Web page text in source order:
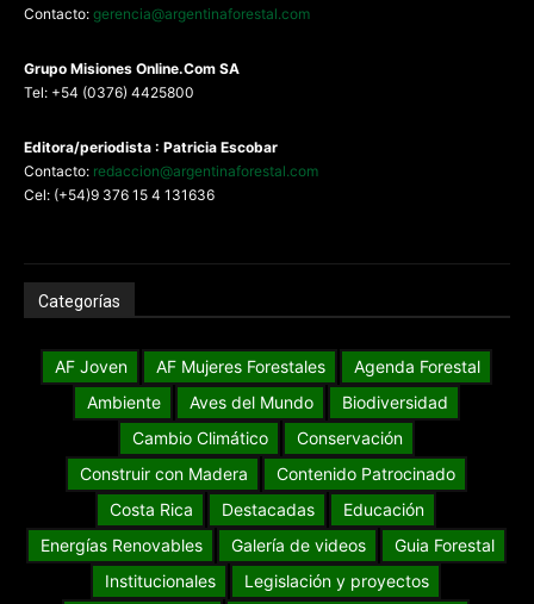
Contacto: gerencia@argentinaforestal.com
Grupo Misiones Online.Com SA
Tel: +54 (0376) 4425800
Editora/periodista : Patricia Escobar
Contacto: redaccion@argentinaforestal.com
Cel: (+54)9 376 15 4 131636
Categorías
AF Joven AF Mujeres Forestales
Agenda Forestal
Ambiente
Aves del Mundo
Biodiversidad
Cambio Climático
Conservación
Construir con Madera
Contenido Patrocinado
Costa Rica
Destacadas
Educación
Energías Renovables
Galería de videos
Guia Forestal
Institucionales
Legislación y proyectos